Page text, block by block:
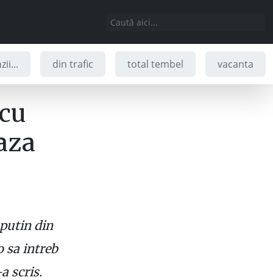
din trafic total tembel vacanta
din
sa intreb
scris.